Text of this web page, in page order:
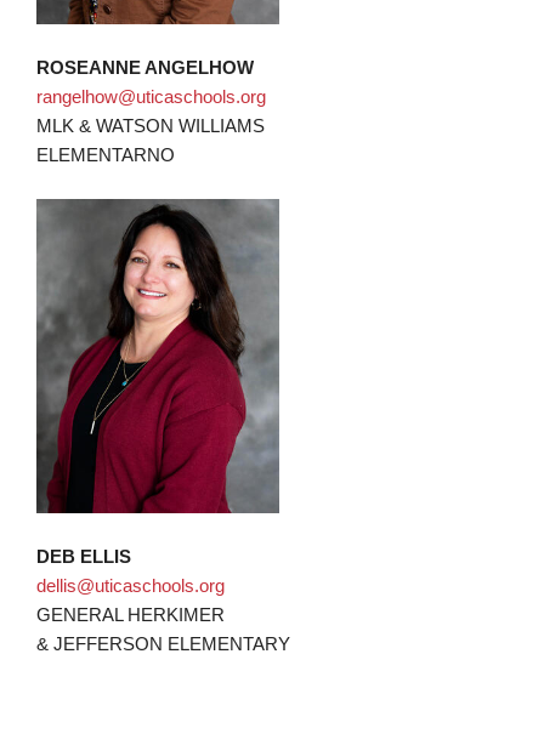
ROSEANNE ANGELHOW
rangelhow@uticaschools.org
MLK & WATSON WILLIAMS
ELEMENTARNO
DEB ELLIS
dellis@uticaschools.org
GENERAL HERKIMER
& JEFFERSON ELEMENTARY